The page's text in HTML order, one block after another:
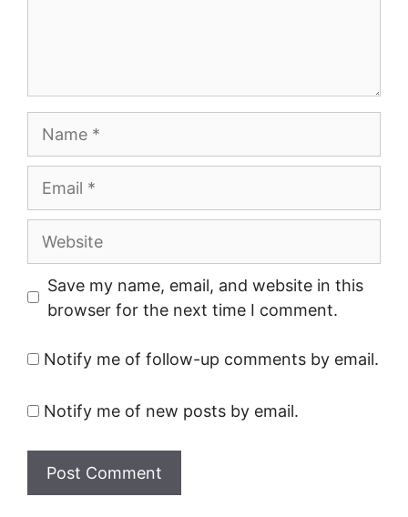
Website
Save my name, email, and website in this
browser for the next time I comment.
Notify me of follow-up comments by email.
Notify me of new posts by email.